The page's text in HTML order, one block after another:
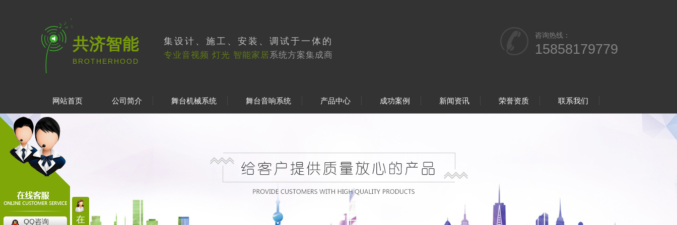
共济智能
BROTHERHOOD
集设计、施工、安装、调试于一体的
专业音视频 灯光 智能家居系统方案集成商
咨询热线：
15858179779
网站首页 公司简介 舞台机械系统 舞台音响系统 产品中心 成功案例 新闻资讯 荣誉资质 联系我们
在
QQ咨询